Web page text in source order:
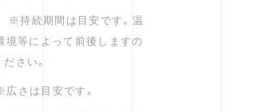
※持続期間は目安です。温
境等によって前後しますの
さい。
さは目安です。